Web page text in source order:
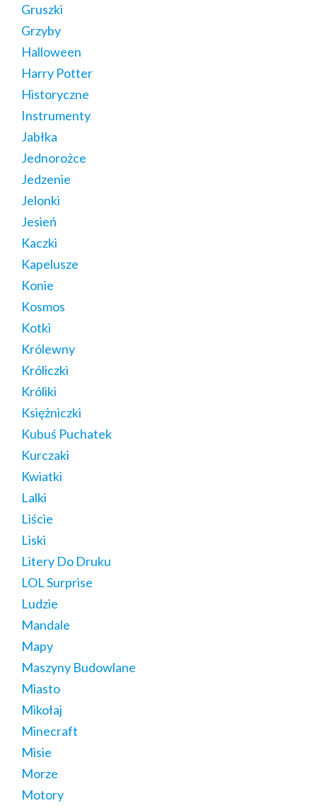
Gruszki
Grzyby
Halloween
Harry Potter
Historyczne
Instrumenty
Jabłka
Jednorożce
Jedzenie
Jelonki
Jesień
Kaczki
Kapelusze
Konie
Kosmos
Kotki
Królewny
Króliczki
Króliki
Księżniczki
Kubuś Puchatek
Kurczaki
Kwiatki
Lalki
Liście
Liski
Litery Do Druku
LOL Surprise
Ludzie
Mandale
Mapy
Maszyny Budowlane
Miasto
Mikołaj
Minecraft
Misie
Morze
Motory